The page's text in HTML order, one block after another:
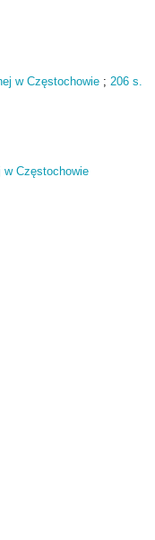
w Częstochowie ;206 s.
w Częstochowie